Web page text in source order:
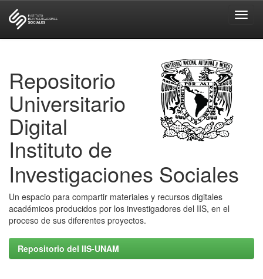
Repositorio
Universitario
Digital
Instituto de
Investigaciones Sociales
Un espacio para compartir materiales y recursos digitales
académicos producidos por los investigadores del IIS, en el
proceso de sus diferentes proyectos.
Repositorio del IIS-UNAM